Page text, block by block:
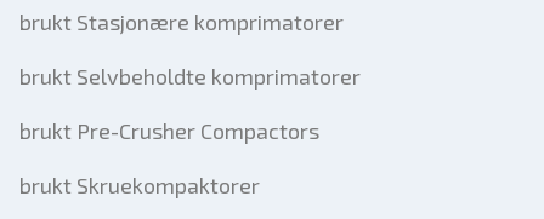
brukt Stasjonære komprimatorer
brukt Selvbeholdte komprimatorer
brukt Pre-Crusher Compactors
brukt Skruekompaktorer